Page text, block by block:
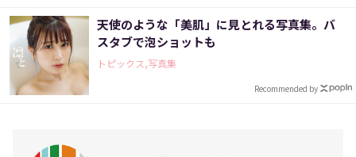
天使のような「美肌」に見とれる写真集。バ
スタブで泡ショットも
トピックス,写真集
Recommended by